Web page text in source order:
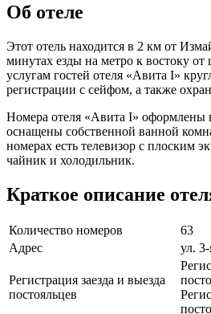
Об отеле
Этот отель находится в 2 км от
минутах езды на метро к востоку
услугам гостей отеля «Авита I»
регистрации с сейфом, а также
Номера отеля «Авита I» оформлены
оснащены собственной ванной
номерах есть телевизор с плоским
чайник и холодильник.
Краткое описание
Количество номеров
63
Адрес
ул.
Регистрация заезда и выезда
постояльцев